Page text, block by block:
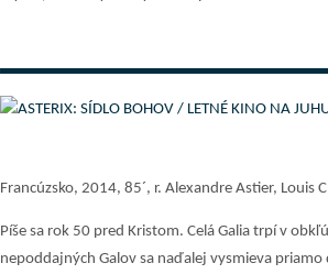
Francúzsko, 2014, 85´, r. Alexandre Astier, Louis
Píše sa rok 50 pred Kristom. Celá Galia trpí v
nepoddajných Galov sa naďalej vysmieva